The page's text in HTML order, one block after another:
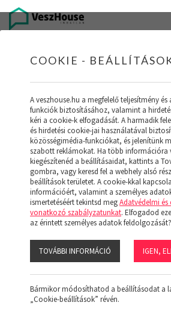
office@veszhouse.hu +36 20 402
INGATLAN
(19)
Szűrő megjelenítése
COOKIE -
A veszhouse.hu a megfelelő teljesítmény
funkciók biztosításához, valamint a
kéri a cookie-k elfogadását. A harmadik
és hirdetési cookie-jai használatával
közösségimédia-funkciókat, és jelenítünk
szabott reklámokat. Ha több információra
kiegészítenéd a beállításaidat, kattints a
gombra, vagy keresd fel a webhely alsó
beállítások területet. A cookie-kkal
információért, valamint a személyes
ismertetéséért tekintsd megAdatvédelmi
vonatkozó szabályzatunkat. Elfogadod
az érintett személyes adatok feldolgozását?
TOVÁBBI INFORMÁCIÓ IGEN,
Bármikor módosíthatod a beállításodat a
„Cookie-beállítások” révén.